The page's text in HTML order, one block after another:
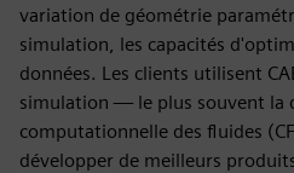
variation de géométrie
simulation, les capacités
données. Les clients utilisent
simulation — le plus souvent la
computationnelle des fluides
développer de meilleurs